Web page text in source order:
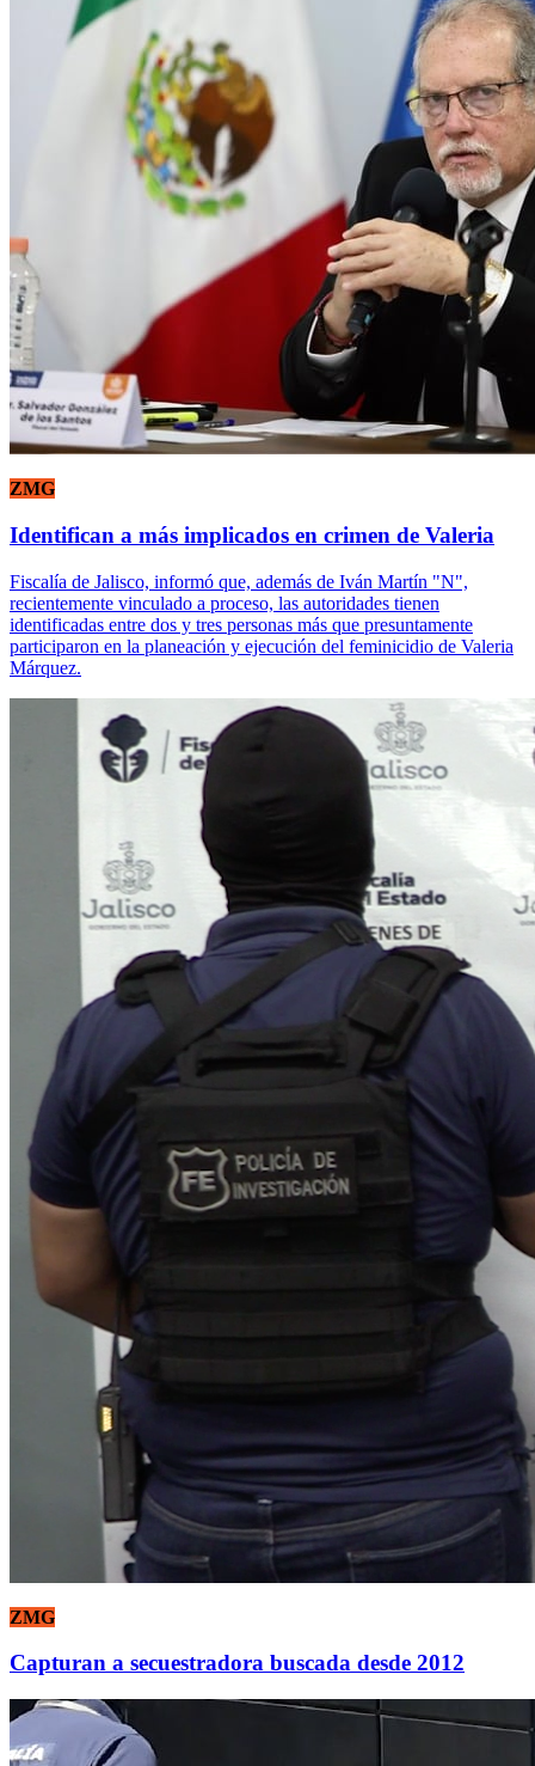
ZMG
Identifican a más implicados en crimen de Valeria
Fiscalía de Jalisco, informó que, además de Iván Martín "N",
recientemente vinculado a proceso, las autoridades tienen
identificadas entre dos y tres personas más que presuntamente
participaron en la planeación y ejecución del feminicidio de Valeria
Márquez.
ZMG
Capturan a secuestradora buscada desde 2012